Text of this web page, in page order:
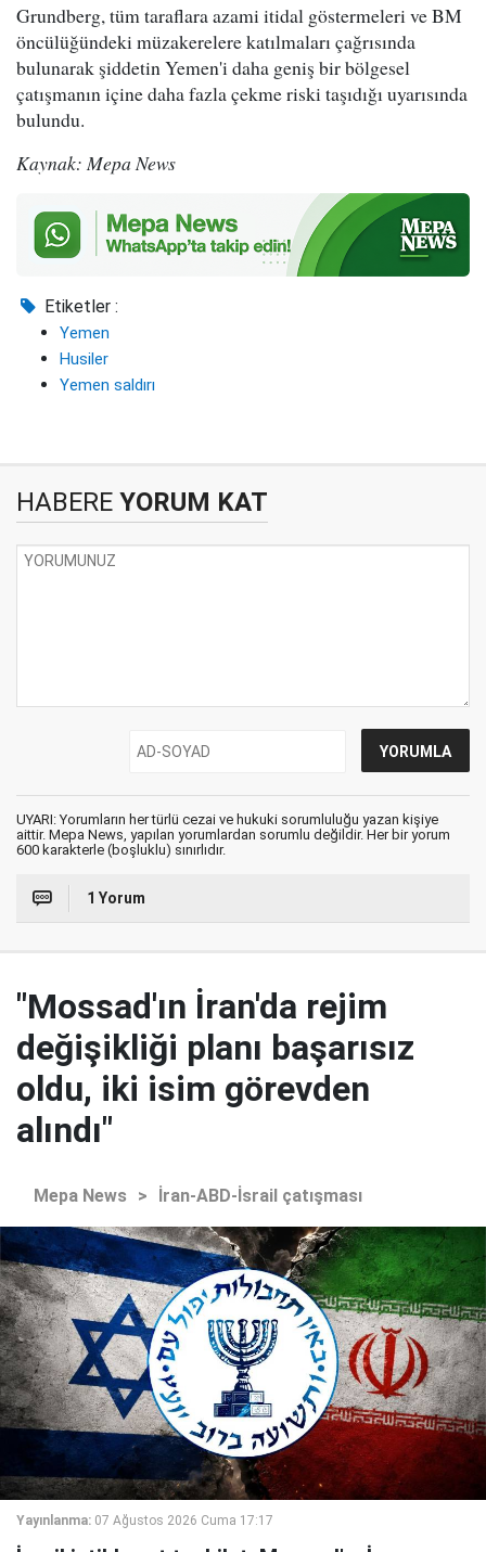
Grundberg, tüm taraflara azami itidal göstermeleri ve BM
öncülüğündeki müzakerelere katılmaları çağrısında
bulunarak şiddetin Yemen'i daha geniş bir bölgesel
çatışmanın içine daha fazla çekme riski taşıdığı uyarısında
bulundu.
Kaynak: Mepa News
Etiketler :
Yemen
Husiler
Yemen saldırı
HABERE YORUM KAT
UYARI: Yorumların her türlü cezai ve hukuki sorumluluğu yazan kişiye
aittir. Mepa News, yapılan yorumlardan sorumlu değildir. Her bir yorum
600 karakterle (boşluklu) sınırlıdır.
1 Yorum
"Mossad'ın İran'da rejim
değişikliği planı başarısız
oldu, iki isim görevden
alındı"
Mepa News > İran-ABD-İsrail çatışması
Yayınlanma: 07 Ağustos 2026 Cuma 17:17